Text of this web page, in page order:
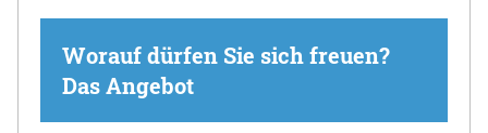
Worauf dürfen Sie sich freuen?
Das Angebot